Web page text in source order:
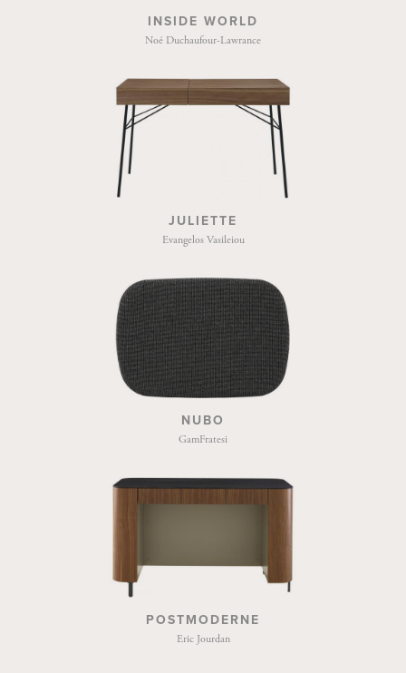
INSIDE WORLD
Noé Duchaufour-Lawrance
JULIETTE
Evangelos Vasileiou
NUBO
GamFratesi
POSTMODERNE
Eric Jourdan